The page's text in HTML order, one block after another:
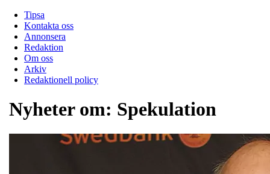
Tipsa
Kontakta oss
Annonsera
Redaktion
Om oss
Arkiv
Redaktionell policy
Nyheter om: Spekulation